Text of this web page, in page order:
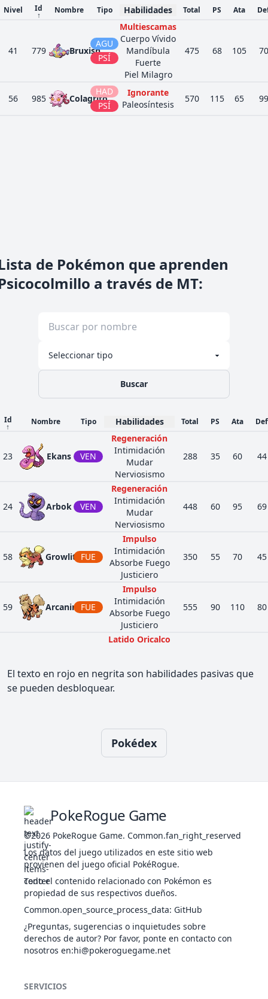
Nivel Id
↑
Nombre Tipo Habilidades Total PS Ata
41 779 Bruxish
AGU
PSÍ
Multiescamas
Cuerpo Vívido
Mandíbula
Fuerte
Piel Milagro
475 68 105 70
56 985 Colagrito
HAD
PSÍ
Ignorante
Paleosíntesis
570 115 65 99
de Pokémon que aprenden
a través de MT:
Buscar
Id
↑
Nombre Tipo Habilidades Total PS Ata Def
23 Ekans VEN
Regeneración
Intimidación
Mudar
Nerviosismo
288 35 60 44
24 Arbok VEN
Regeneración
Intimidación
Mudar
Nerviosismo
448 60 95 69
58 GrowlitheFUE
Impulso
Intimidación
Absorbe Fuego
Justiciero
350 55 70 45
59 ArcanineFUE
Impulso
Intimidación
Absorbe Fuego
Justiciero
555 90 110 80
Latido Oricalco
Nerviosismo
PSÍ
Torrente
Potencia Bruta
Garra Dura
Potencia Bruta
Espeon PSÍ
Sincronía
Espejo Mágico
Girafarig
NOR
PSÍ
Amor Filial
Fuerza Mental
Madrugar
Herbívoro
455 70
TIE
VOL
Ímpetu Tóxico
Corte Fuerte
Velo Arena
Inmunidad
Steelix
ACE
Transportarrocas
Cabeza Roca
Robustez
El texto en rojo en negrita son habilidades pasivas que
se pueden desbloquear.
Pokédex
PokeRogue Game
©2026 PokeRogue Game. Common.fan_right_reserved
Los datos del juego utilizados en este sitio web
provienen del juego oficial PokéRogue.
Todo el contenido relacionado con Pokémon es
propiedad de sus respectivos dueños.
Common.open_source_process_data: GitHub
¿Preguntas, sugerencias o inquietudes sobre
derechos de autor? Por favor, ponte en contacto con
nosotros en:hi@pokeroguegame.net
SERVICIOS